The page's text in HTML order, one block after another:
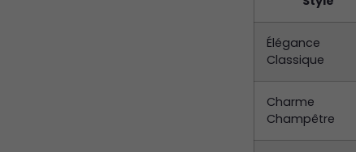
Élégance
Classique
Charme
Champêtre